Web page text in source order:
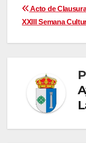
de
Acto de
XXIII Semana